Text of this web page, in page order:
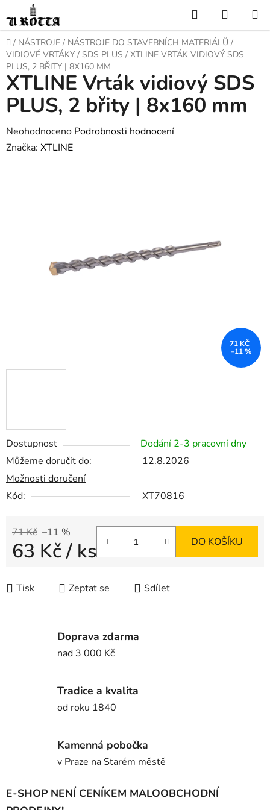
na
obsah
Hledat
KOŠÍK
DOMŮ
/ NÁSTROJE / NÁSTROJE DO STAVEBNÍCH MATERIÁLŮ /
VIDIOVÉ VRTÁKY / SDS PLUS / XTLINE VRTÁK VIDIOVÝ SDS
PLUS, 2 BŘITY | 8X160 MM
Dostupnost
Dodání 2-3 pracovní dny
Můžeme doručit do:
12.8.2026
Možnosti doručení
Kód:
XT70816
71 Kč –11 %
63 Kč/ ks DO KOŠÍKU
Tisk Zeptat se Sdílet
XTLINE Vrták vidiový SDS
PLUS, 2 břity | 8x160 mm
Průměrné
hodnocení
Neohodnoceno Podrobnosti hodnocení
Značka: XTLINE
71 KČ
–11 %
Doprava zdarma
nad 3 000 Kč
Tradice a kvalita
od roku 1840
Kamenná pobočka
v Praze na Starém městě
E-SHOP NENÍ CENÍKEM MALOOBCHODNÍ